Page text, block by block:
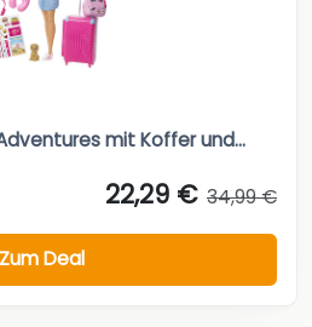
mit Koffer und...
22,29 € 34,99 €
Zum Deal